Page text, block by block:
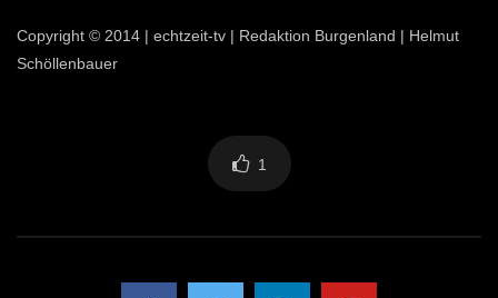
Copyright © 2014 | echtzeit-tv | Redaktion Burgenland | Helmut
Schöllenbauer
1